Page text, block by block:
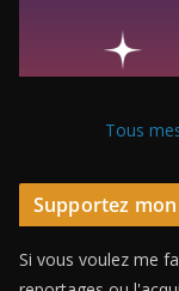
Tous
Supportez
Si vous voulez me